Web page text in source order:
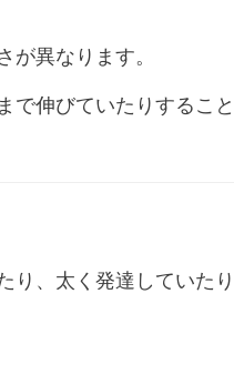
異なります。
で伸びていたりするこ
り、太く発達していた